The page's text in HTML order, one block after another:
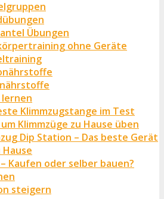
Übungen
ohne Geräte
lernen
Klimmzugstange im Test
Klimmzüge zu Hause üben
Dip Station – Das beste Gerät
Kaufen oder selber bauen?
steigern